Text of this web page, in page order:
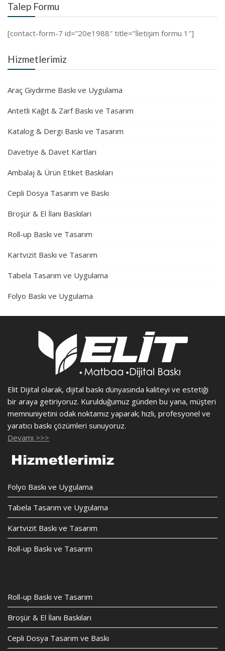
Talep Formu
[contact-form-7 id=”20e1988″ title=”İletişim formu 1″]
Hizmetlerimiz
Araç Giydirme Baskı ve Uygulama
Antetli Kağıt & Zarf Baskı ve Tasarım
Katalog & Dergi Baskı ve Tasarım
Davetiye & Davet Kartları
Ambalaj & Ürün Etiket Baskıları
Cepli Dosya Tasarım ve Baskı
Broşür & El İlanı Baskıları
Roll-up Baskı ve Tasarım
Kartvizit Baskı ve Tasarım
Tabela Tasarım ve Uygulama
Folyo Baskı ve Uygulama
Elit Dijital olarak, dijital baskı dünyasında kaliteyi ve estetiği
bir araya getiriyoruz. Kurulduğumuz günden bu yana, müşteri
memnuniyetini odak noktamız yaparak; hızlı, profesyonel ve
yaratıcı baskı çözümleri sunuyoruz.
Devamı >>>
Folyo Baskı ve Uygulama
Tabela Tasarım ve Uygulama
Kartvizit Baskı ve Tasarım
Roll-up Baskı ve Tasarım
Roll-up Baskı ve Tasarım
Broşür & El İlanı Baskıları
Cepli Dosya Tasarım ve Baskı